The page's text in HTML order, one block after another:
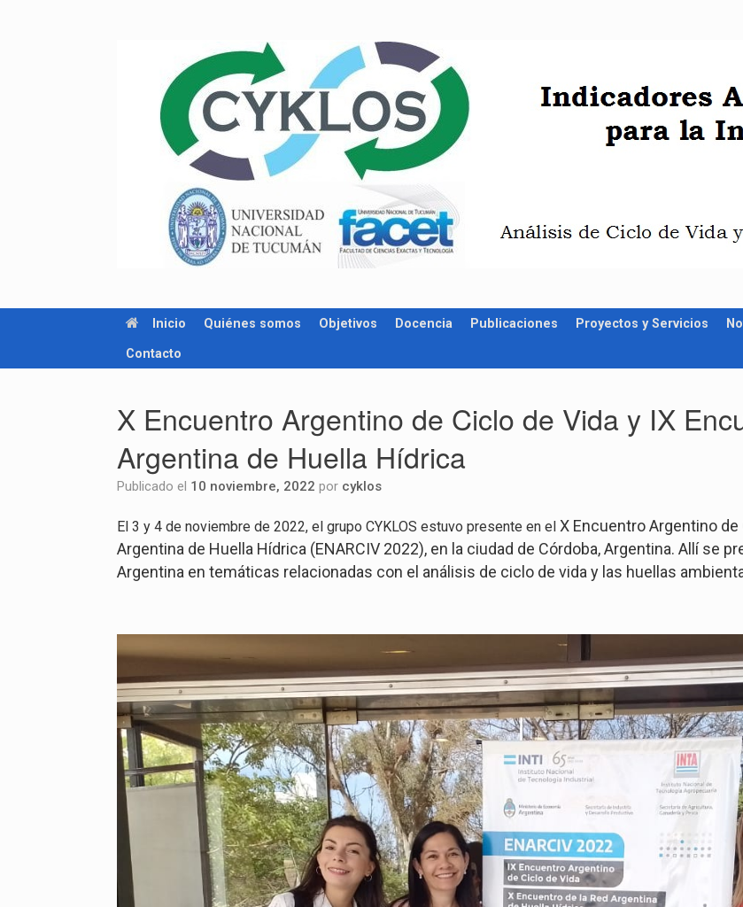
Inicio Quiénes somos Objetivos Docencia Publicaciones Proyectos y Servicios
Contacto
X Encuentro Argentino de Ciclo de Vida y IX
Argentina de Huella Hídrica
Publicado el 10 noviembre, 2022 por cyklos
El 3 y 4 de noviembre de 2022, el grupo CYKLOS estuvo presente en el X Encuentro Argentino de
Argentina de Huella Hídrica (ENARCIV 2022), en la ciudad de Córdoba, Argentina. Allí se
Argentina en temáticas relacionadas con el análisis de ciclo de vida y las huellas